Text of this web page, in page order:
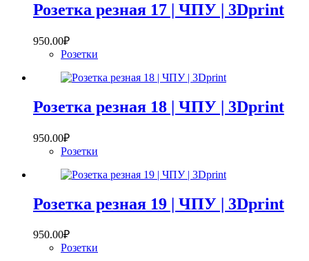
Розетка резная 17 | ЧПУ | 3Dprint
950.00₽
Розетки
Розетка резная 18 | ЧПУ | 3Dprint
950.00₽
Розетки
Розетка резная 19 | ЧПУ | 3Dprint
950.00₽
Розетки